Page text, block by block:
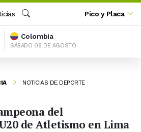
Buscar
Pico y Placa
Colombia
SÁBADO 08 DE AGOSTO
NOTICIAS DE DEPORTE
del
de Atletismo en Lima